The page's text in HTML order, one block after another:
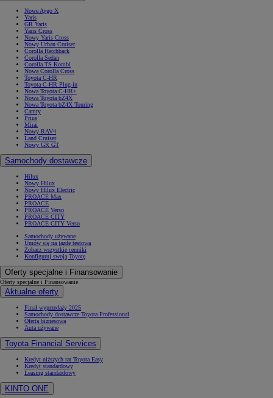
Nowe Aygo X
Yaris
GR Yaris
Yaris Cross
Nowy Yaris Cross
Nowy Urban Cruiser
Corolla Hatchback
Corolla Sedan
Corolla TS Kombi
Nowa Corolla Cross
Toyota C-HR
Toyota C-HR Plug-in
Nowa Toyota C-HR+
Nowa Toyota bZ4X
Nowa Toyota bZ4X Touring
Camry
Prius
Mirai
Nowy RAV4
Land Cruiser
Nowy GR GT
Samochody dostawcze
Hilux
Nowy Hilux
Nowy Hilux Electric
PROACE Max
PROACE
PROACE Verso
PROACE CITY
PROACE CITY Verso
Samochody używane
Umów się na jazdę testową
Zobacz wszystkie cenniki
Konfiguruj swoją Toyotę
Oferty specjalne i Finansowanie
Oferty specjalne i Finansowanie
Aktualne oferty
Finał wyprzedaży 2025
Samochody dostawcze Toyota Professional
Oferta biznesowa
Auta używane
Toyota Financial Services
Kredyt niższych rat Toyota Easy
Kredyt standardowy
Leasing standardowy
KINTO ONE